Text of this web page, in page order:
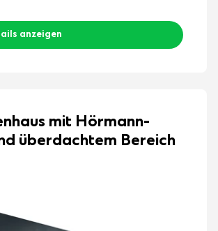
anzeigen
mit Hörmann-
überdachtem Bereich